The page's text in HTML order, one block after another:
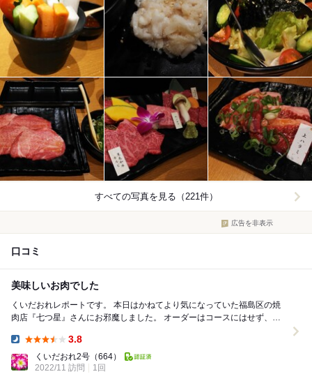
すべての写真を見る（221件）
広告を非表示
口コミ
美味しいお肉でした
くいだおれレポートです。 本日はかねてより気になっていた福島区の焼
肉店『七つ星』さんにお邪魔しました。 オーダーはコースにはせず、単
3.8
くいだおれ2号 （664）
2022/11 訪問
1回